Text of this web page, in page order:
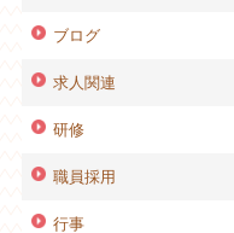
ブログ
求人関連
研修
職員採用
行事